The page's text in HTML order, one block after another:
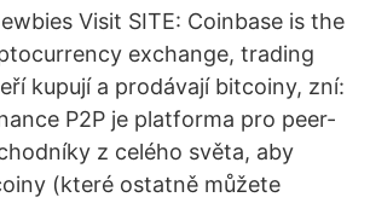
Visit SITE: Coinbase is the
exchange, trading
kupují a prodávají bitcoiny, zní:
P2P je platforma pro peer-
z celého světa, aby
(které ostatně můžete